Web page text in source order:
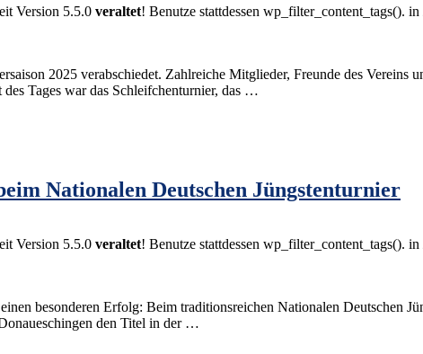
Version 5.5.0 veraltet! Benutze stattdessen wp_filter_content_tags(). in
2025 verabschiedet. Zahlreiche Mitglieder, Freunde des Vereins
Tages war das Schleifchenturnier, das …
Nationalen Deutschen Jüngstenturnier
Version 5.5.0 veraltet! Benutze stattdessen wp_filter_content_tags(). in
besonderen Erfolg: Beim traditionsreichen Nationalen Deutschen
den Titel in der …